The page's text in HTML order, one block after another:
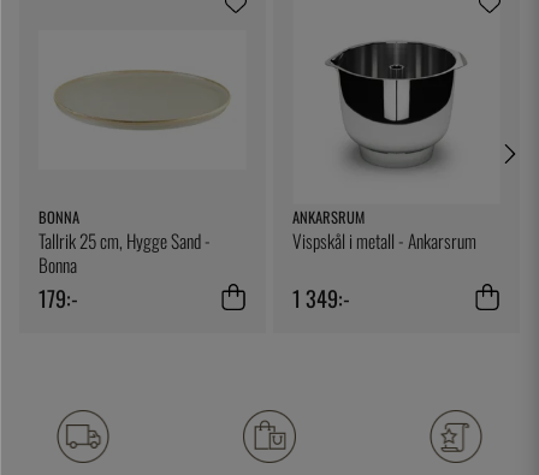
BONNA
Tallrik 25 cm, Hygge Sand -
Bonna
179:-
ANKARSRUM
Vispskål i metall - Ankarsrum
1 349:-